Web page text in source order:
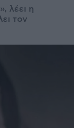
λέει η
τον